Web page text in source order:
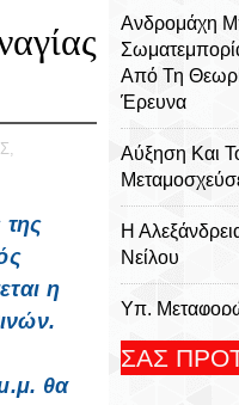
της
η
θα
Ανδρομάχη
Από Τη
Έρευνα
Αύξηση Και
Η
Νείλου
Υπ.
Τέλος Στις
ΣΑΣ